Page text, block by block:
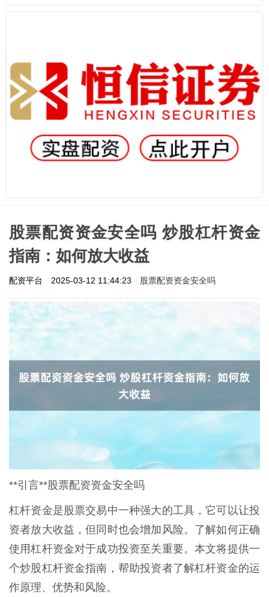
股票配资资金安全吗 炒股杠杆资金
指南：如何放大收益
配资平台 2025-03-12 11:44:23 股票配资资金安全吗
**引言**股票配资资金安全吗
杠杆资金是股票交易中一种强大的工具，它可以让投
资者放大收益，但同时也会增加风险。了解如何正确
使用杠杆资金对于成功投资至关重要。本文将提供一
个炒股杠杆资金指南，帮助投资者了解杠杆资金的运
作原理、优势和风险。